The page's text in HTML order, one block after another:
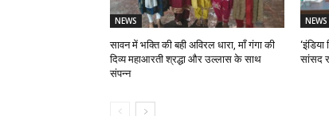
NEWS
सावन में भक्ति की बही अविरल धारा, माँ गंगा की
दिव्य महाआरती श्रद्धा और उल्लास के साथ
संपन्न
NEWS
‘इंडिया
सांसद